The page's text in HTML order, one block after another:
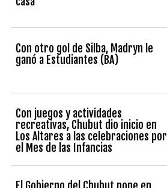
Con otro gol de Silba, Madryn le
ganó a Estudiantes (BA)
Con juegos y actividades
recreativas, Chubut dio inicio en
Los Altares a las celebraciones por
el Mes de las Infancias